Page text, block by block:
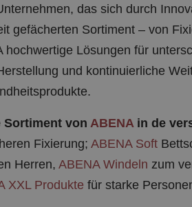
das sich durch
gefächerten Sortiment – von
hochwertige Lösungen für
und kontinuierliche
Sortiment von ABENAin de
Fixierung; ABENA Soft
Herren, ABENA Windeln zum
XXL Produkte für starke